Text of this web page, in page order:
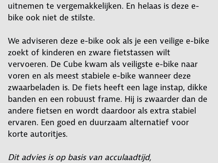
uitnemen te vergemakkelijken. En helaas is deze e-
bike ook niet de stilste.
We adviseren deze e-bike ook als je een veilige e-bike
zoekt of kinderen en zware fietstassen wilt
vervoeren. De Cube kwam als veiligste e-bike naar
voren en als meest stabiele e-bike wanneer deze
zwaarbeladen is. De fiets heeft een lage instap, dikke
banden en een robuust frame. Hij is zwaarder dan de
andere fietsen en wordt daardoor als extra stabiel
ervaren. Een goed en duurzaam alternatief voor
korte autoritjes.
Dit advies is op basis van acculaadtijd,